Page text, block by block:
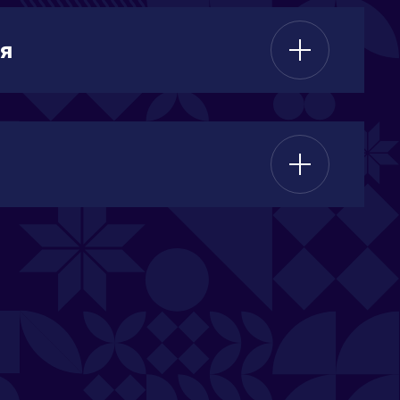
образования.
характеризуется умеренно-
января -3С, июля +24,7С) и